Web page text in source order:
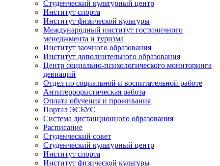
Студенческий культурный центр
Институт спорта
Институт физической культуры
Международный институт гостиничного
менеджмента и туризма
Институт заочного образования
Институт дополнительного образования
Центр социально-психологического мониторинга
девиаций
Отдел по социальной и воспитательной работе
Антитеррористическая работа
Оплата обучения и проживания
Портал ЭСБУС
Система дистанционного образования
Расписание
Студенческий совет
Студенческий культурный центр
Институт спорта
Институт физической культуры